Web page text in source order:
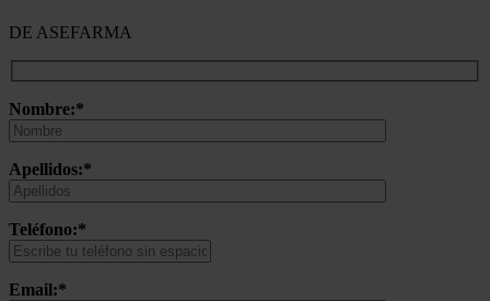
DE ASEFARMA
Nombre:*
Apellidos:*
Teléfono:*
Email:*